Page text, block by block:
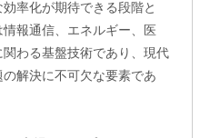
率化が期待できる段階と
報通信、エネルギー、医
わる基盤技術であり、現代
解決に不可欠な要素であ